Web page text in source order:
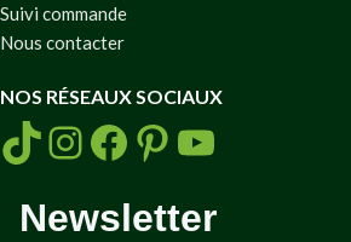
Suivi commande
Nous contacter
NOS RÉSEAUX SOCIAUX
Newsletter